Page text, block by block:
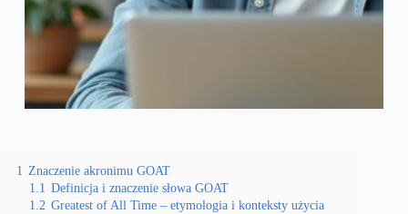
1 Znaczenie akronimu GOAT
1.1 Definicja i znaczenie słowa GOAT
1.2 Greatest of All Time – etymologia i konteksty użycia